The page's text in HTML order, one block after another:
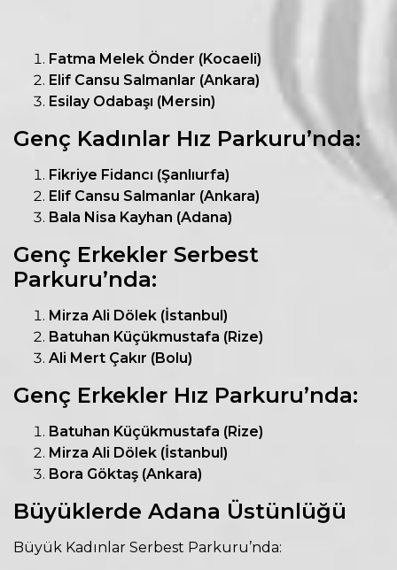
Fatma Melek Önder (Kocaeli)
Elif Cansu Salmanlar (Ankara)
Esilay Odabaşı (Mersin)
Genç Kadınlar Hız Parkuru’nda:
Fikriye Fidancı (Şanlıurfa)
Elif Cansu Salmanlar (Ankara)
Bala Nisa Kayhan (Adana)
Genç Erkekler Serbest
Parkuru’nda:
Mirza Ali Dölek (İstanbul)
Batuhan Küçükmustafa (Rize)
Ali Mert Çakır (Bolu)
Genç Erkekler Hız Parkuru’nda:
Batuhan Küçükmustafa (Rize)
Mirza Ali Dölek (İstanbul)
Bora Göktaş (Ankara)
Büyüklerde Adana Üstünlüğü
Büyük Kadınlar Serbest Parkuru’nda: